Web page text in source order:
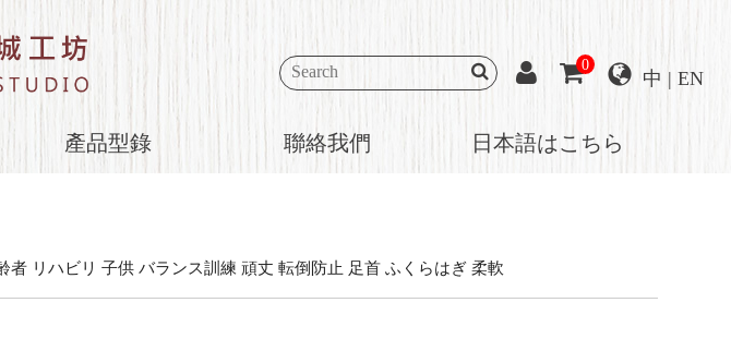
中 | EN
0
產品型錄 聯絡我們 日本語はこちら
リハビリ 子供 バランス訓練 頑丈 転倒防止 足首 ふくらはぎ 柔軟